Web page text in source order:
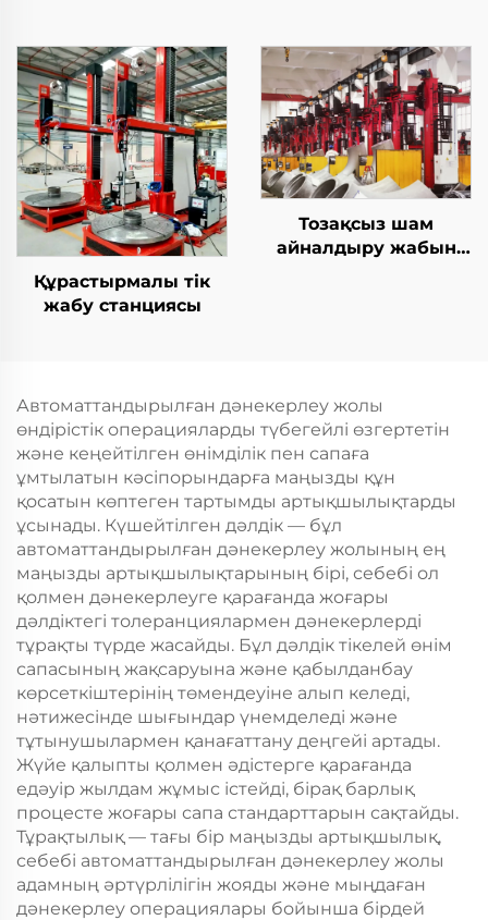
Құрастырмалы тік
жабу станциясы
Тозақсыз шам
айналдыру жабын
Автоматтандырылған дәнекерлеу жолы
өндірістік операцияларды түбегейлі өзгертетін
және кеңейтілген өнімділік пен сапаға
ұмтылатын кәсіпорындарға маңызды құн
қосатын көптеген тартымды артықшылықтарды
ұсынады. Күшейтілген дәлдік — бұл
автоматтандырылған дәнекерлеу жолының ең
маңызды артықшылықтарының бірі, себебі ол
қолмен дәнекерлеуге қарағанда жоғары
дәлдіктегі толеранциялармен дәнекерлерді
тұрақты түрде жасайды. Бұл дәлдік тікелей өнім
сапасының жақсаруына және қабылданбау
көрсеткіштерінің төмендеуіне алып келеді,
нәтижесінде шығындар үнемделеді және
тұтынушылармен қанағаттану деңгейі артады.
Жүйе қалыпты қолмен әдістерге қарағанда
едәуір жылдам жұмыс істейді, бірақ барлық
процесте жоғары сапа стандарттарын сақтайды.
Тұрақтылық — тағы бір маңызды артықшылық,
себебі автоматтандырылған дәнекерлеу жолы
адамның әртүрлілігін жояды және мыңдаған
дәнекерлеу операциялары бойынша бірдей